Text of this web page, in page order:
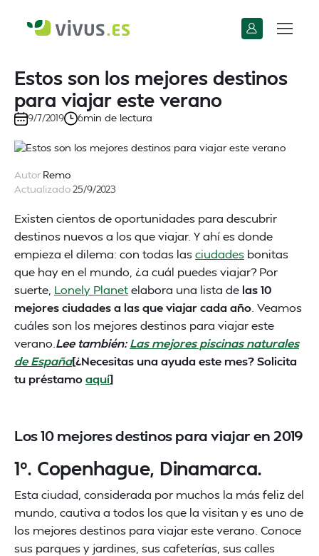
Estos son los mejores destinos
para viajar este verano
9/7/2019 6min de lectura
Autor Remo
Actualizado25/9/2023
Existen cientos de oportunidades para descubrir
destinos nuevos a los que viajar. Y ahí es donde
empieza el dilema: con todas lasciudades bonitas
que hay en el mundo, ¿a cuál puedes viajar? Por
suerte, Lonely Planetelabora una lista de las 10
mejores ciudades a las que viajar cada año . Veamos
cuáles son los mejores destinos para viajar este
verano. Lee también:Las mejores piscinas naturales
de España[¿Necesitas una ayuda este mes? Solicita
tu préstamoaquí]
Los 10 mejores destinos para viajar en 2019
1º. Copenhague, Dinamarca.
Esta ciudad, considerada por muchos la más feliz del
mundo, cautiva a todos los que la visitan y es uno de
los mejores destinos para viajar este verano. Conoce
sus parques y jardines, sus cafeterías, sus calles